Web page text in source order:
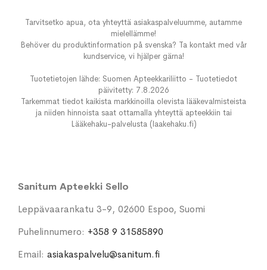
Tarvitsetko apua, ota yhteyttä asiakaspalveluumme, autamme
mielellämme!
Behöver du produktinformation på svenska? Ta kontakt med vår
kundservice, vi hjälper gärna!
Tuotetietojen lähde: Suomen Apteekkariliitto - Tuotetiedot
päivitetty: 7.8.2026
Tarkemmat tiedot kaikista markkinoilla olevista lääkevalmisteista
ja niiden hinnoista saat ottamalla yhteyttä apteekkiin tai
Lääkehaku-palvelusta (laakehaku.fi)
Sanitum Apteekki Sello
Leppävaarankatu 3-9, 02600 Espoo, Suomi
Puhelinnumero: +358 9 31585890
Email: asiakaspalvelu@sanitum.fi